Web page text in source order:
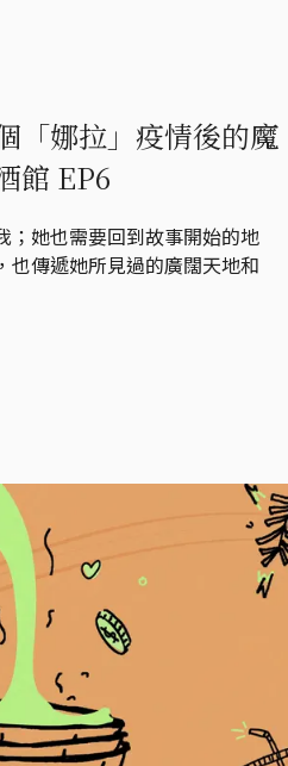
「娜拉」疫情後的魔
館 EP6
；她也需要回到故事開始的地
也傳遞她所見過的廣闊天地和